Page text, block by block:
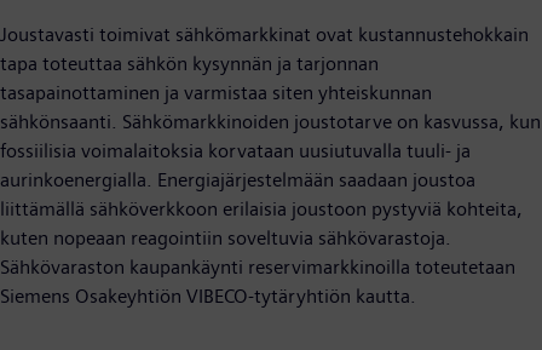
Joustavasti toimivat sähkömarkkinat ovat kustannustehokkain
tapa toteuttaa sähkön kysynnän ja tarjonnan
tasapainottaminen ja varmistaa siten yhteiskunnan
sähkönsaanti. Sähkömarkkinoiden joustotarve on kasvussa, kun
fossiilisia voimalaitoksia korvataan uusiutuvalla tuuli- ja
aurinkoenergialla. Energiajärjestelmään saadaan joustoa
liittämällä sähköverkkoon erilaisia joustoon pystyviä kohteita,
kuten nopeaan reagointiin soveltuvia sähkövarastoja.
Sähkövaraston kaupankäynti reservimarkkinoilla toteutetaan
Siemens Osakeyhtiön VIBECO-tytäryhtiön kautta.